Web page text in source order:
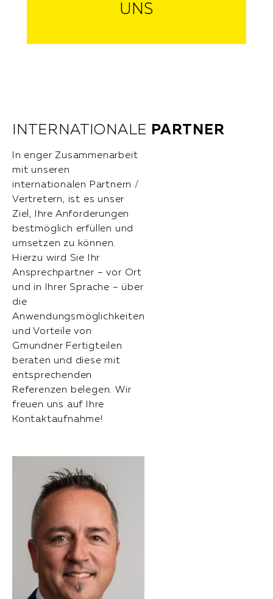
UNS
INTERNATIONALE PARTNER
In enger Zusammenarbeit
mit unseren
internationalen Partnern /
Vertretern, ist es unser
Ziel, Ihre Anforderungen
bestmöglich erfüllen und
umsetzen zu können.
Hierzu wird Sie Ihr
Ansprechpartner – vor Ort
und in Ihrer Sprache – über
die
Anwendungsmöglichkeiten
und Vorteile von
Gmundner Fertigteilen
beraten und diese mit
entsprechenden
Referenzen belegen. Wir
freuen uns auf Ihre
Kontaktaufnahme!